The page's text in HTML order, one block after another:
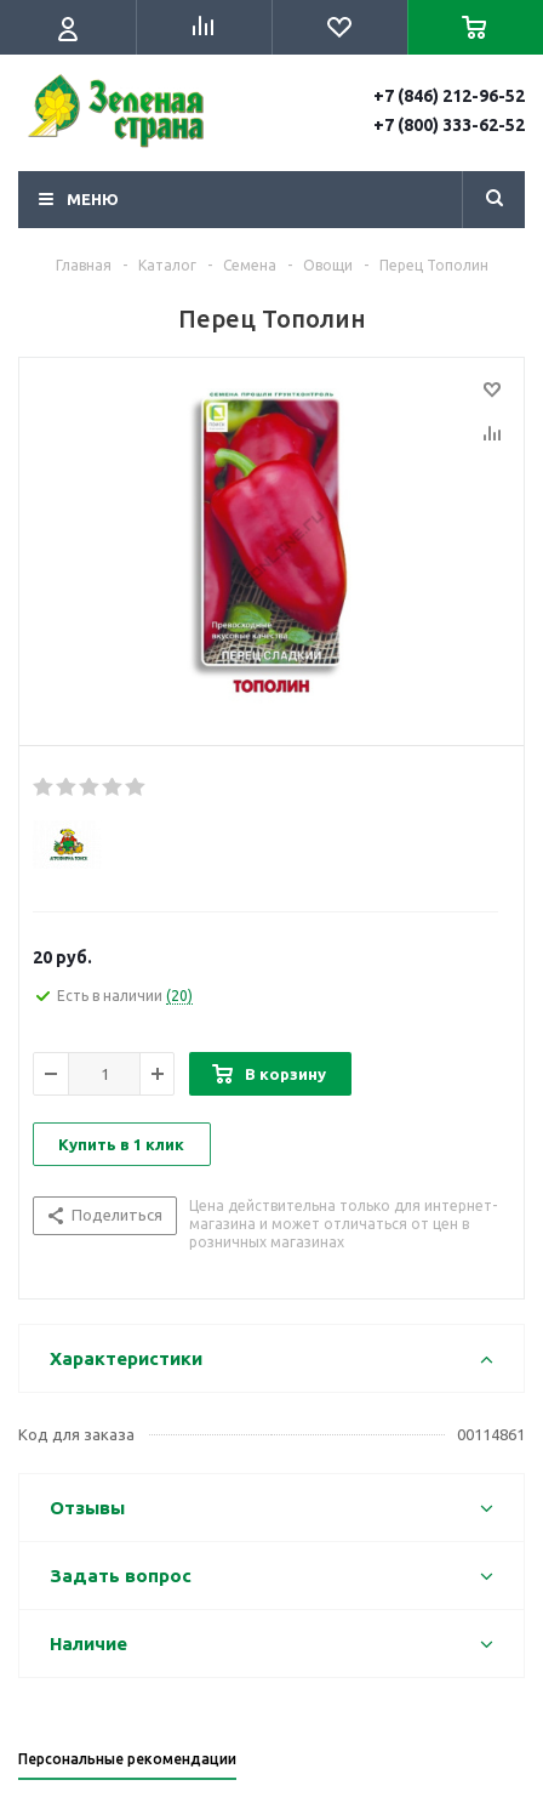
+7 (846) 212-96-52
+7 (800) 333-62-52
МЕНЮ
Главная - Каталог - Семена - Овощи - Перец Тополин
Перец Тополин
20 руб.
Есть в наличии (20)
В корзину
Купить в 1 клик
Поделиться
Цена действительна только для интернет-
магазина и может отличаться от цен в
розничных магазинах
Характеристики
Код для заказа 00114861
Отзывы
Задать вопрос
Наличие
Персональные рекомендации